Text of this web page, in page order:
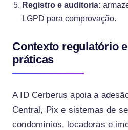
Registro e auditoria:
LGPD para comprovação.
Contexto regulatório
práticas
A ID Cerberus apoia a
Central, Pix e sistemas de
condomínios, locadoras e